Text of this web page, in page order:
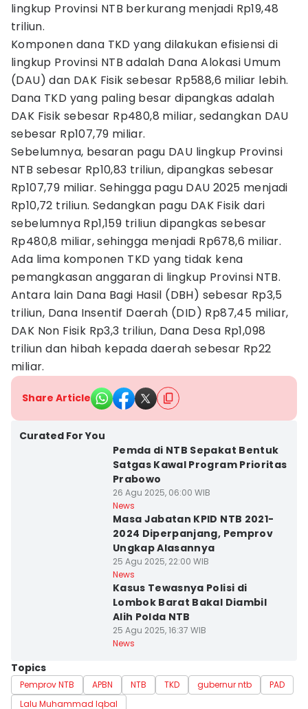
lingkup Provinsi NTB berkurang menjadi Rp19,48
triliun.
Komponen dana TKD yang dilakukan efisiensi di
lingkup Provinsi NTB adalah Dana Alokasi Umum
(DAU) dan DAK Fisik sebesar Rp588,6 miliar lebih.
Dana TKD yang paling besar dipangkas adalah
DAK Fisik sebesar Rp480,8 miliar, sedangkan DAU
sebesar Rp107,79 miliar.
Sebelumnya, besaran pagu DAU lingkup Provinsi
NTB sebesar Rp10,83 triliun, dipangkas sebesar
Rp107,79 miliar. Sehingga pagu DAU 2025 menjadi
Rp10,72 triliun. Sedangkan pagu DAK Fisik dari
sebelumnya Rp1,159 triliun dipangkas sebesar
Rp480,8 miliar, sehingga menjadi Rp678,6 miliar.
Ada lima komponen TKD yang tidak kena
pemangkasan anggaran di lingkup Provinsi NTB.
Antara lain Dana Bagi Hasil (DBH) sebesar Rp3,5
triliun, Dana Insentif Daerah (DID) Rp87,45 miliar,
DAK Non Fisik Rp3,3 triliun, Dana Desa Rp1,098
triliun dan hibah kepada daerah sebesar Rp22
miliar.
Share Article
Curated For You
Pemda di NTB Sepakat Bentuk
Satgas Kawal Program Prioritas
Prabowo
26 Agu 2025, 06:00 WIB
News
Masa Jabatan KPID NTB 2021-
2024 Diperpanjang, Pemprov
Ungkap Alasannya
25 Agu 2025, 22:00 WIB
News
Kasus Tewasnya Polisi di
Lombok Barat Bakal Diambil
Alih Polda NTB
25 Agu 2025, 16:37 WIB
News
Topics
Pemprov NTB APBN NTB TKD gubernur ntb
PAD
Lalu Muhammad Iqbal